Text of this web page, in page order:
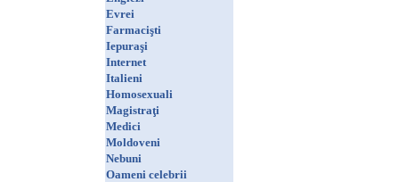
Evrei
Farmacişti
Iepuraşi
Internet
Italieni
Homosexuali
Magistraţi
Medici
Moldoveni
Nebuni
Oameni celebrii